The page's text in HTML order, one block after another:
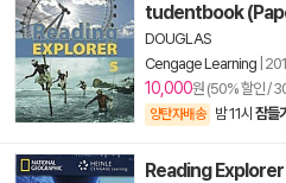
tudentbook
DOUGLAS
Cengage Learning
10,000원 (50% 할인 /
양탄자배송 밤 11시 잠들
Reading Explorer